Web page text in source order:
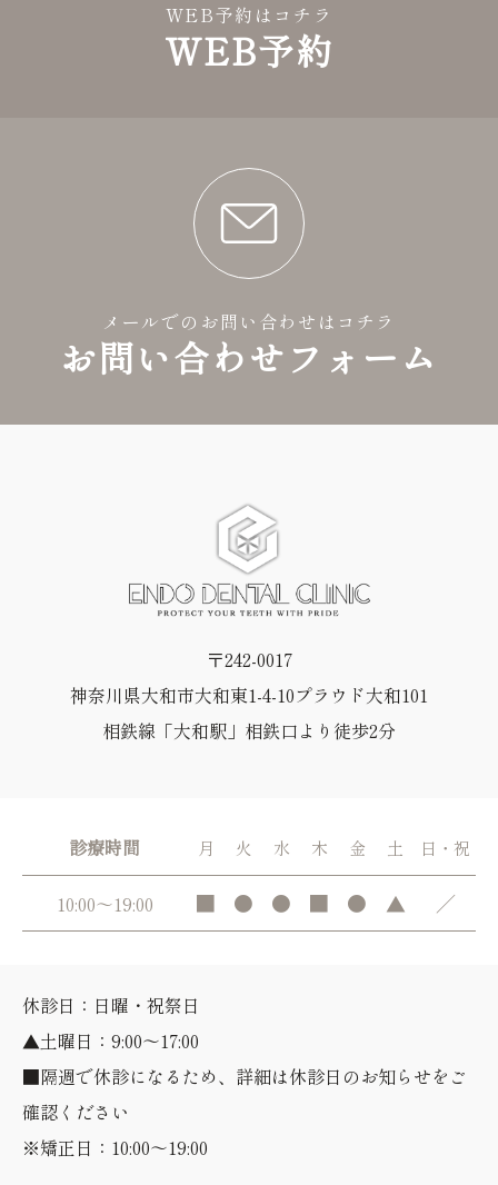
WEB予約はコチラ
WEB予約
メールでのお問い合わせはコチラ
お問い合わせフォーム
〒242-0017
神奈川県大和市大和東1-4-10プラウド大和101
相鉄線「大和駅」相鉄口より徒歩2分
診療時間 月 火 水 木 金 土 日・祝
10:00～19:00 ■ ● ● ■ ● ▲ ／
休診日：日曜・祝祭日
▲土曜日：9:00～17:00
■隔週で休診になるため、詳細は休診日のお知らせをご
確認ください
※矯正日：10:00～19:00